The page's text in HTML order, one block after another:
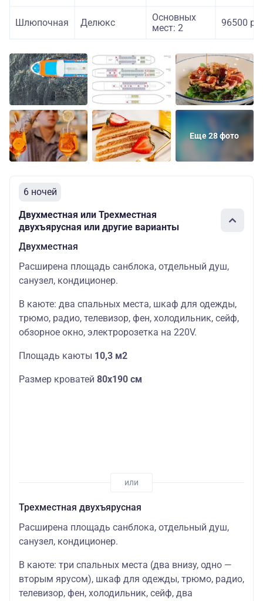
Шлюпочная Делюкс
Основных
мест: 2
96500
Еще 28 фото
6 ночей
Двухместная или Трехместная
двухъярусная или другие варианты
Двухместная
Расширена площадь санблока, отдельный душ,
санузел, кондиционер.
В каюте: два спальных места, шкаф для одежды,
трюмо, радио, телевизор, фен, холодильник, сейф,
обзорное окно, электророзетка на 220V.
Площадь каюты 10,3 м2
Размер кроватей 80х190 см
Трехместная двухъярусная
Расширена площадь санблока, отдельный душ,
санузел, кондиционер.
В каюте: три спальных места (два внизу, одно —
вторым ярусом), шкаф для одежды, трюмо, радио,
телевизор, фен, холодильник, сейф, два